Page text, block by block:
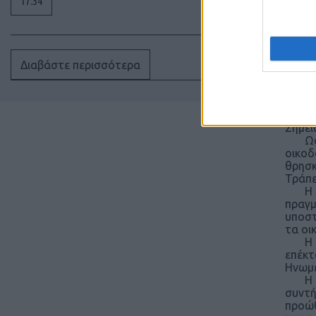
Διαβάστε περισσότερα
Στο
Η
Ως
Η
τα
Η
Η